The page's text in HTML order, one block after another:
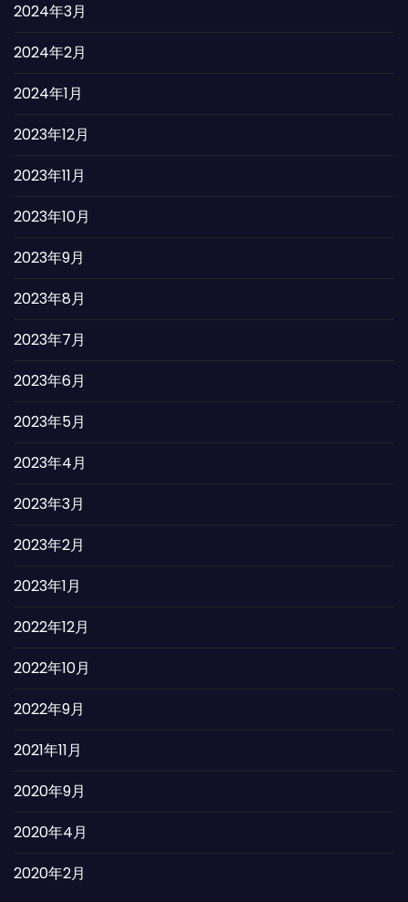
2024年3月
2024年2月
2024年1月
2023年12月
2023年11月
2023年10月
2023年9月
2023年8月
2023年7月
2023年6月
2023年5月
2023年4月
2023年3月
2023年2月
2023年1月
2022年12月
2022年10月
2022年9月
2021年11月
2020年9月
2020年4月
2020年2月